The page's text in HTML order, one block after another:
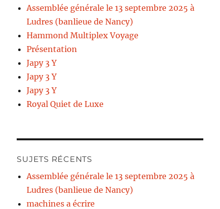
Assemblée générale le 13 septembre 2025 à
Ludres (banlieue de Nancy)
Hammond Multiplex Voyage
Présentation
Japy 3 Y
Japy 3 Y
Japy 3 Y
Royal Quiet de Luxe
SUJETS RÉCENTS
Assemblée générale le 13 septembre 2025 à
Ludres (banlieue de Nancy)
machines a écrire